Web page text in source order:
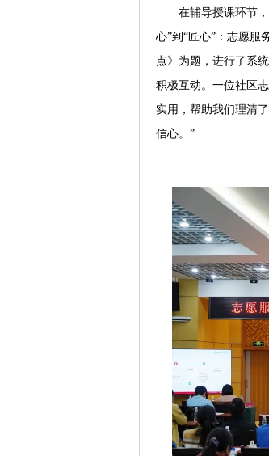
在辅导授课环节
心”到“匠心”：志愿服
点》为题，进行了系
积极互动。一位社区
实用，帮助我们理清
信心。”